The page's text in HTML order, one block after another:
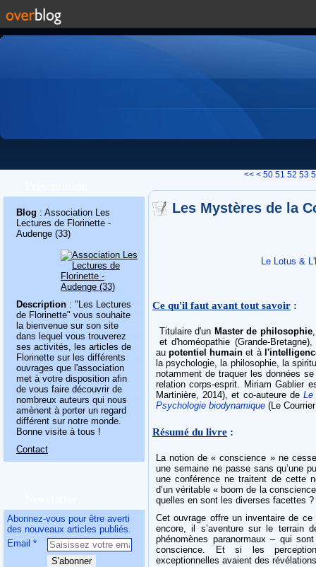
Blog : Association Les
Lectures de Florinette -
Audenge (33)
Description : "Les Lectures
de Florinette" vous souhaite
la bienvenue sur son site
dans lequel vous trouverez
ses activités, les articles de
Florinette sur les différents
ouvrages que l'association
met à votre disposition afin
de vous faire découvrir de
nombreux auteurs qui nous
amènent à porter un regard
différent sur notre monde.
Bonne visite à tous !
Contact
Abonnez-vous pour être averti
des nouveaux articles publiés.
Email
<< < 10
20
30
40
50 51 52 53
Les Mystères de la
Le Lotus &
Ce qu'il faut avant tout savoir :
Titulaire d'un Master de philosophie
et d'homéopathie (Grande-
aupotentiel humain et à
la psychologie, la philosophie, la
notamment de traquer les données
relation corps-esprit. Miriam Gablier
Martinière, 2014), et co-auteure deLe
Psychologie biodynamique (Le
Résumé du livre :
La notion de « conscience » ne
une semaine ne passe sans qu’une
une conférence ne traitent de cette
d’un véritable « boom de la
quelles en sont les diverses facettes ?
Cet ouvrage offre un inventaire de
encore, il s’aventure sur le terrain
phénomènes paranormaux – qui
conscience. Et si les
exceptionnelles avaient des